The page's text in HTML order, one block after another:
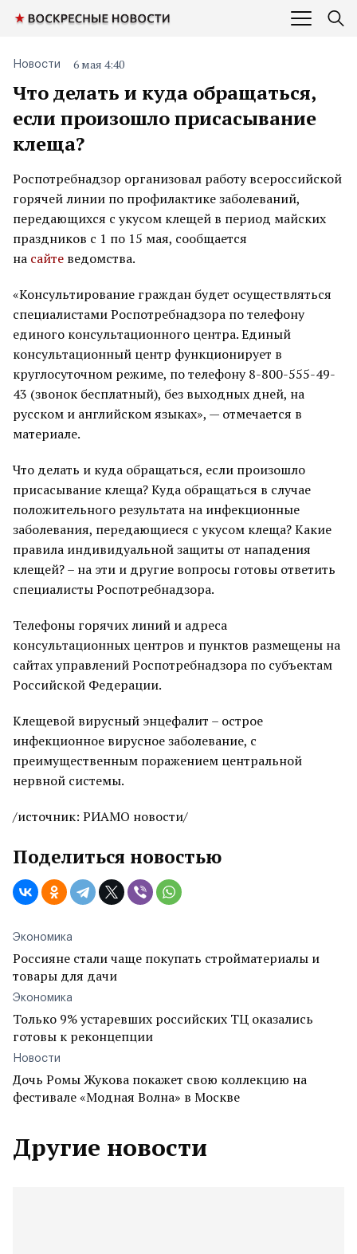
Что делать и куда обращаться,
если произошло присасывание
клеща?
Новости 6 мая 4:40
Роспотребнадзор организовал работу всероссийской
горячей линии по профилактике заболеваний,
передающихся с укусом клещей в период майских
праздников с 1 по 15 мая, сообщается
на сайте ведомства.
«Консультирование граждан будет осуществляться
специалистами Роспотребнадзора по телефону
единого консультационного центра. Единый
консультационный центр функционирует в
круглосуточном режиме, по телефону 8-800-555-49-
43 (звонок бесплатный), без выходных дней, на
русском и английском языках», — отмечается в
материале.
Что делать и куда обращаться, если произошло
присасывание клеща? Куда обращаться в случае
положительного результата на инфекционные
заболевания, передающиеся с укусом клеща? Какие
правила индивидуальной защиты от нападения
клещей? – на эти и другие вопросы готовы ответить
специалисты Роспотребнадзора.
Телефоны горячих линий и адреса
консультационных центров и пунктов размещены на
сайтах управлений Роспотребнадзора по субъектам
Российской Федерации.
Клещевой вирусный энцефалит – острое
инфекционное вирусное заболевание, с
преимущественным поражением центральной
нервной системы.
/источник: РИАМО новости/
Поделиться новостью
Экономика
Россияне стали чаще покупать стройматериалы и
товары для дачи
Экономика
Только 9% устаревших российских ТЦ оказались
готовы к реконцепции
Новости
Дочь Ромы Жукова покажет свою коллекцию на
фестивале «Модная Волна» в Москве
Другие новости